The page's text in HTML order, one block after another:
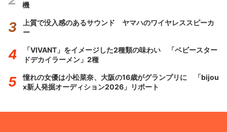
機
上質で没入感のあるサウンド ヤマハのワイヤレススピーカ
ー
「VIVANT」をイメージした2種類の味わい 「ベビースター
ドデカイラーメン」2種
憧れの女優は小松菜奈、大阪の16歳がグランプリに 「bijou
x新人発掘オーディション2026」リポート